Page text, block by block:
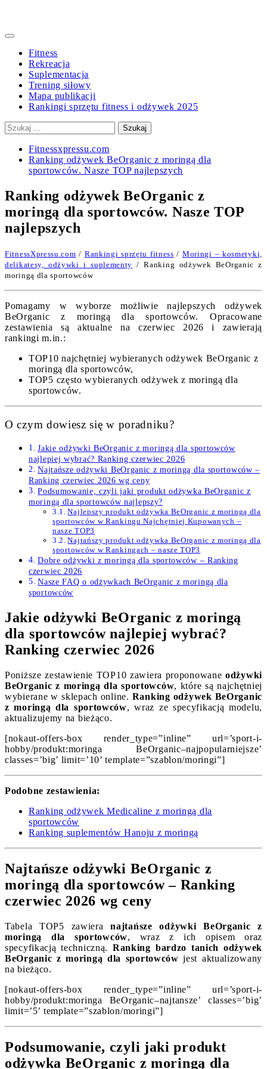
Primary
Fitness
Rekreacja
Suplementacja
Trening siłowy
Mapa publikacji
Rankingi sprzętu fitness i odżywek 2025
Szukaj:
Fitnessxpressu.com
Ranking odżywek BeOrganic z moringą dla
sportowców. Nasze TOP najlepszych
Ranking odżywek BeOrganic z
moringą dla sportowców. Nasze TOP
najlepszych
FitnessXpressu.com / Rankingi sprzętu fitness / Moringi – kosmetyki,
delikatesy, odżywki i suplementy / Ranking odżywek BeOrganic z
moringą dla sportowców
Pomagamy w wyborze możliwie najlepszych odżywek
BeOrganic z moringą dla sportowców. Opracowane
zestawienia są aktualne na czerwiec 2026 i zawierają
rankingi m.in.:
TOP10 najchętniej wybieranych odżywek BeOrganic z
moringą dla sportowców,
TOP5 często wybieranych odżywek z moringą dla
sportowców.
O czym dowiesz się w poradniku?
Jakie odżywki BeOrganic z moringą dla sportowców
najlepiej wybrać? Ranking czerwiec 2026
Najtańsze odżywki BeOrganic z moringą dla sportowców –
Ranking czerwiec 2026 wg ceny
Podsumowanie, czyli jaki produkt odżywka BeOrganic z
moringą dla sportowców najlepszy?
Najlepszy produkt odżywka BeOrganic z moringą dla
sportowców w Rankingu Najchętniej Kupowanych –
nasze TOP3
Najtańszy produkt odżywka BeOrganic z moringą dla
sportowców w Rankingach – nasze TOP3
Dobre odżywki z moringą dla sportowców – Ranking
czerwiec 2026
Nasze FAQ o odżywkach BeOrganic z moringą dla
sportowców
Jakie odżywki BeOrganic z moringą
dla sportowców najlepiej wybrać?
Ranking czerwiec 2026
Poniższe zestawienie TOP10 zawiera proponowaneodżywki
BeOrganic z moringą dla sportowców, które są najchętniej
wybierane w sklepach online. Ranking odżywek BeOrganic
z moringą dla sportowców, wraz ze specyfikacją modelu,
aktualizujemy na bieżąco.
[nokaut-offers-box render_type=”inline” url=’sport-i-
hobby/produkt:moringa BeOrganic–najpopularniejsze’
classes=’big’ limit=’10’ template=”szablon/moringi”]
Podobne zestawienia:
Ranking odżywek Medicaline z moringą dla
sportowców
Ranking suplementów Hanoju z moringą
Najtańsze odżywki BeOrganic z
moringą dla sportowców – Ranking
czerwiec 2026 wg ceny
Tabela TOP5 zawieranajtańsze odżywki BeOrganic z
moringą dla sportowców, wraz z ich opisem oraz
specyfikacją techniczną. Ranking bardzo tanich odżywek
BeOrganic z moringą dla sportowców jest aktualizowany
na bieżąco.
[nokaut-offers-box render_type=”inline” url=’sport-i-
hobby/produkt:moringa BeOrganic–najtansze’ classes=’big’
limit=’5′ template=”szablon/moringi”]
Podsumowanie, czyli jaki produkt
odżywka BeOrganic z moringą dla